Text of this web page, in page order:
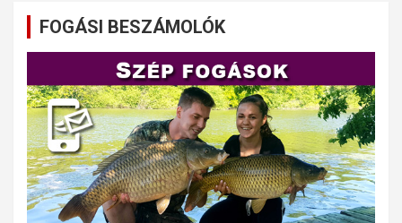
FOGÁSI BESZÁMOLÓK